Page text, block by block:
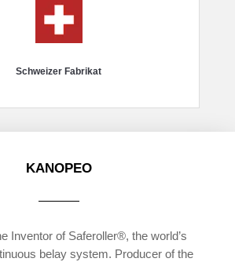
Schweizer Fabrikat
KANOPEO
Inventor of Saferoller®, the world’s
belay system. Producer of the